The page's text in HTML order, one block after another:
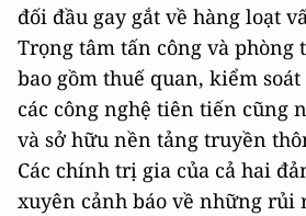
đối đầu gay gắt về hàng loạt
Trọng tâm tấn công và phòng
bao gồm thuế quan, kiểm
các công nghệ tiên tiến cũng
và sở hữu nền tảng truyền
Các chính trị gia của cả hai
xuyên cảnh báo về những rủi